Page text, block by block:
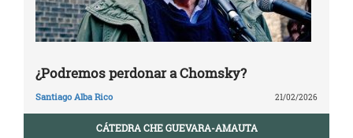
¿Podremos perdonar a Chomsky?
Santiago Alba Rico 21/02/2026
CÁTEDRA CHE GUEVARA-AMAUTA